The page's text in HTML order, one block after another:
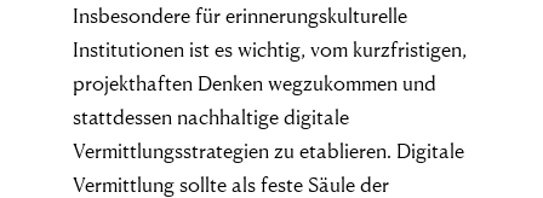
Insbesondere für erinnerungskulturelle
Institutionen ist es wichtig, vom kurzfristigen,
projekthaften Denken wegzukommen und
stattdessen nachhaltige digitale
Vermittlungsstrategien zu etablieren. Digitale
Vermittlung sollte als feste Säule der